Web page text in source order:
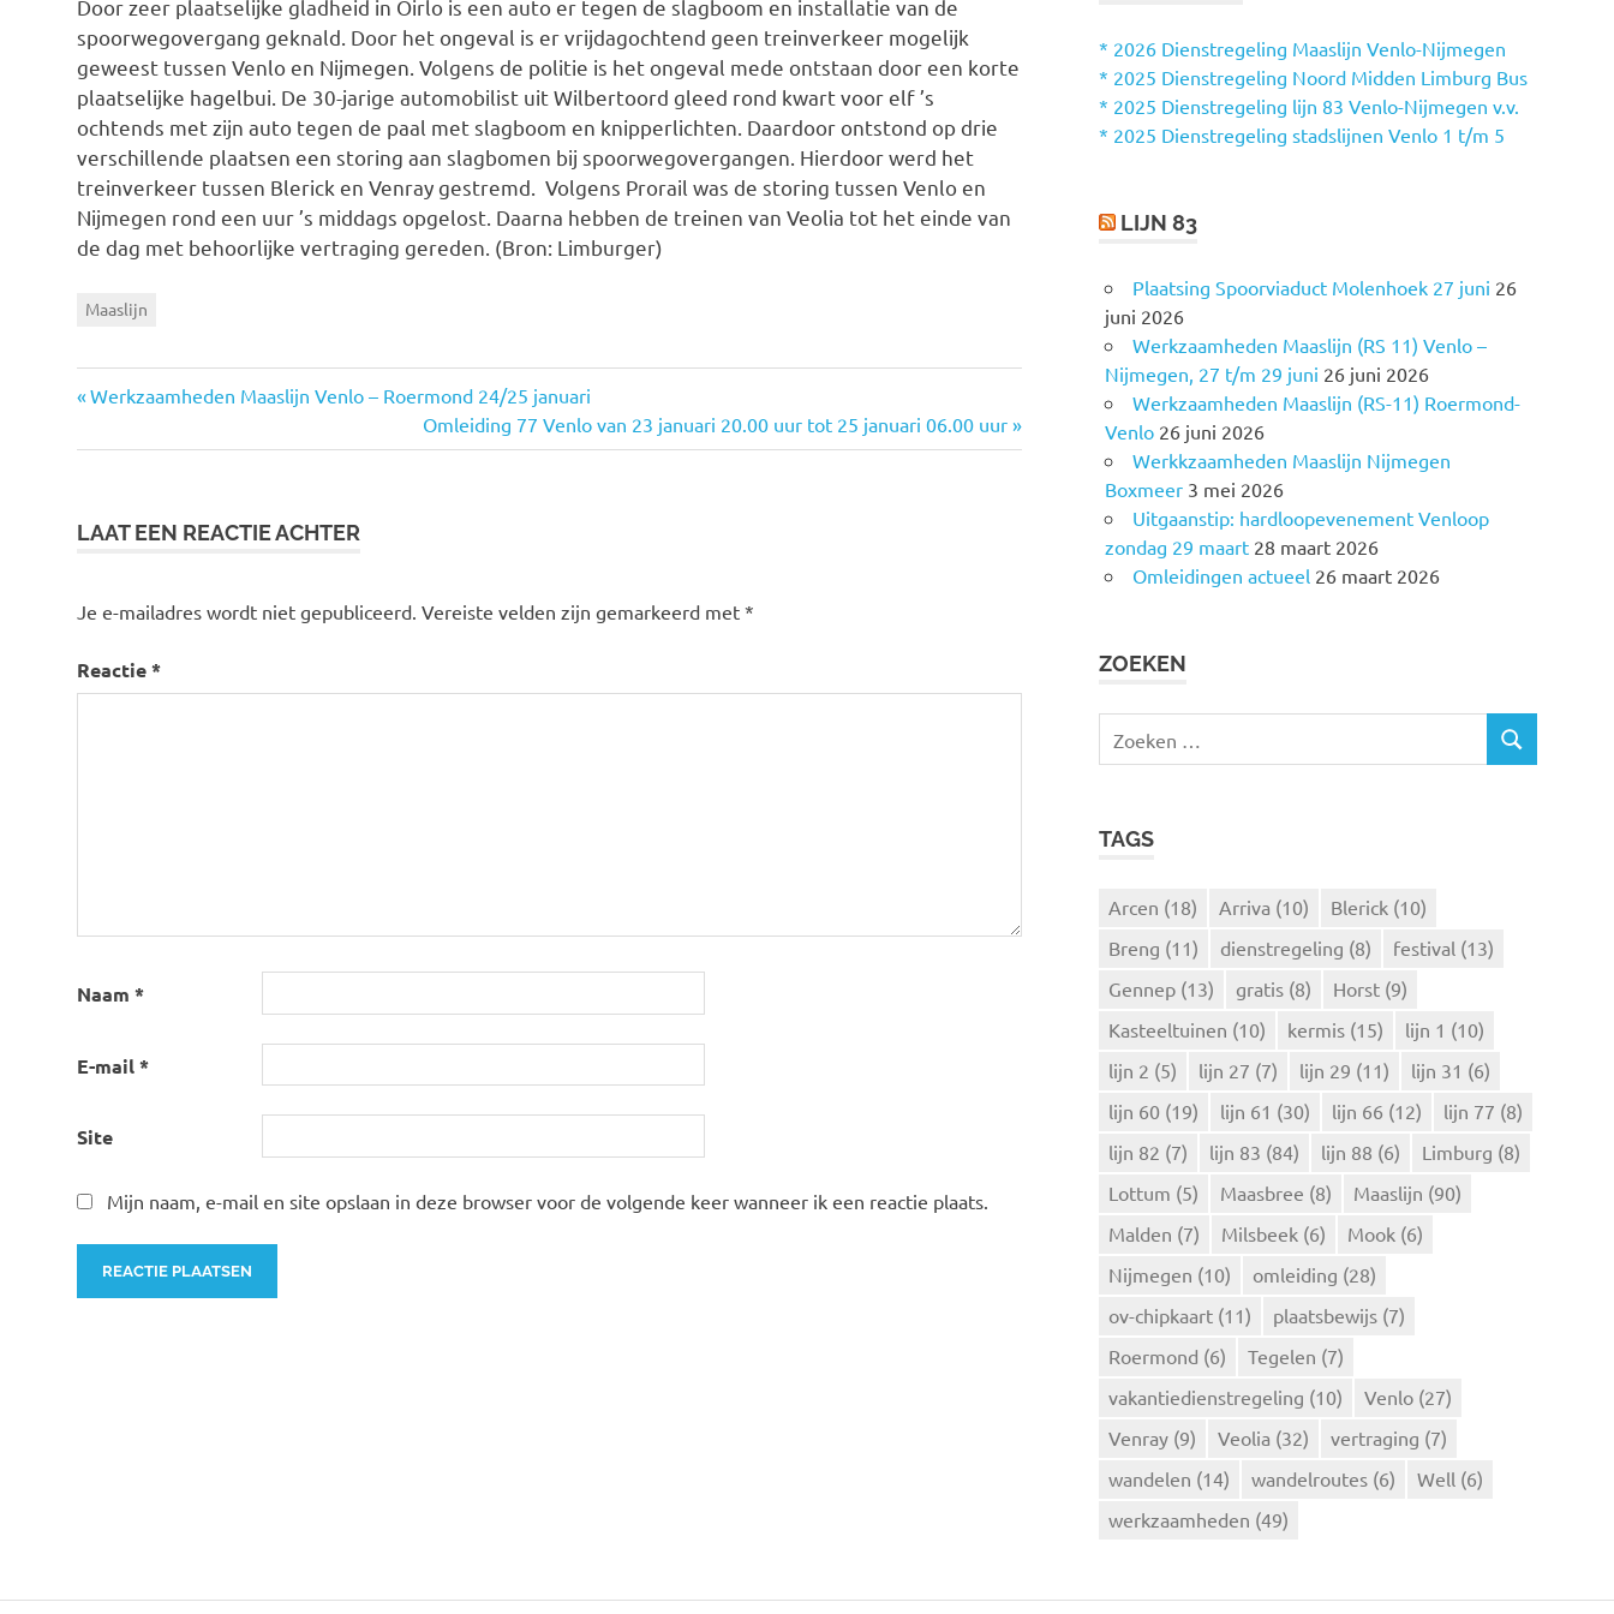
Door zeer plaatselijke gladheid in Oirlo is een auto er tegen de slagboom en installatie van de
spoorwegovergang geknald. Door het ongeval is er vrijdagochtend geen treinverkeer mogelijk
geweest tussen Venlo en Nijmegen. Volgens de politie is het ongeval mede ontstaan door een korte
plaatselijke hagelbui. De 30-jarige automobilist uit Wilbertoord gleed rond kwart voor elf ’s
ochtends met zijn auto tegen de paal met slagboom en knipperlichten. Daardoor ontstond op drie
verschillende plaatsen een storing aan slagbomen bij spoorwegovergangen. Hierdoor werd het
treinverkeer tussen Blerick en Venray gestremd. Volgens Prorail was de storing tussen Venlo en
Nijmegen rond een uur ’s middags opgelost. Daarna hebben de treinen van Veolia tot het einde van
de dag met behoorlijke vertraging gereden. (Bron: Limburger)
Maaslijn
Vorige
Werkzaamheden Maaslijn Venlo – Roermond 24/25 januari
Volgende
bericht:
Omleiding 77 Venlo van 23 januari 20.00 uur tot 25 januari 06.00 uur
LAAT EEN REACTIE ACHTER
Je e-mailadres wordt niet gepubliceerd. Vereiste velden zijn gemarkeerd met *
Reactie*
Naam *
E-mail*
Site
Mijn naam, e-mail en site opslaan in deze browser voor de volgende keer wanneer ik een reactie plaats.
n
a
a
r
* 2026 Dienstregeling Maaslijn Venlo-Nijmegen
* 2025 Dienstregeling Noord Midden Limburg Bus
* 2025 Dienstregeling lijn 83 Venlo-Nijmegen v.v.
* 2025 Dienstregeling stadslijnen Venlo 1 t/m 5
LIJN 83
Plaatsing Spoorviaduct Molenhoek 27 juni 26
juni 2026
Werkzaamheden Maaslijn (RS 11) Venlo –
Nijmegen, 27 t/m 29 juni 26 juni 2026
Werkzaamheden Maaslijn (RS-11) Roermond-
Venlo 26 juni 2026
Werkkzaamheden Maaslijn Nijmegen
Boxmeer 3 mei 2026
Uitgaanstip: hardloopevenement Venloop
zondag 29 maart 28 maart 2026
Omleidingen actueel 26 maart 2026
ZOEKEN
e
Z
TAGS
Arcen (18) Arriva (10) Blerick (10)
Breng (11) dienstregeling (8) festival (13)
Gennep (13) gratis (8) Horst (9)
Kasteeltuinen (10) kermis (15) lijn 1 (10)
lijn 2 (5) lijn 27 (7) lijn 29 (11) lijn 31 (6)
lijn 60 (19) lijn 61 (30) lijn 66 (12) lijn 77 (8)
lijn 82 (7) lijn 83 (84) lijn 88 (6) Limburg (8)
Lottum (5) Maasbree (8) Maaslijn (90)
Malden (7) Milsbeek (6) Mook (6)
Nijmegen (10) omleiding (28)
ov-chipkaart (11) plaatsbewijs (7)
Roermond (6) Tegelen (7)
vakantiedienstregeling (10) Venlo (27)
Venray (9) Veolia (32) vertraging (7)
wandelen (14) wandelroutes (6) Well (6)
werkzaamheden (49)